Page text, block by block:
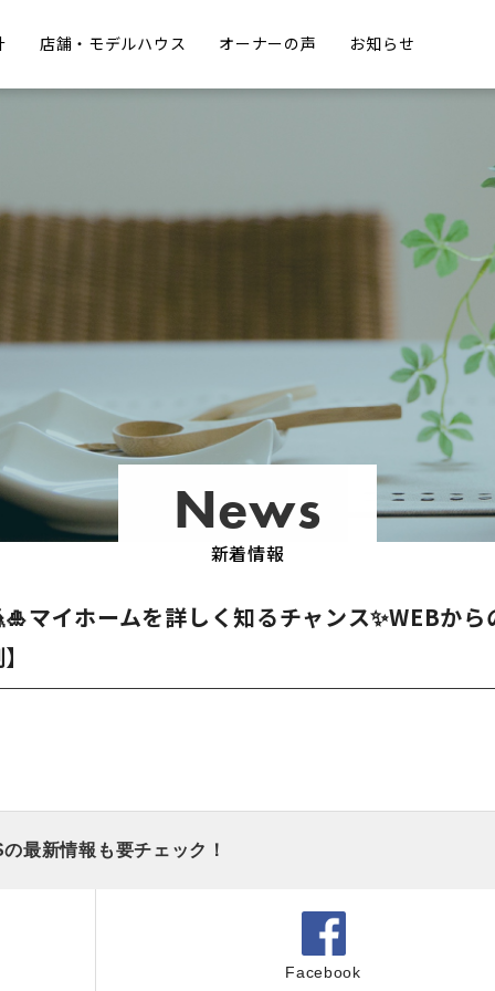
店舗・モデルハウス オーナーの声 お知らせ
News
新着情報
マイホームを詳しく知るチャンス✨WEBから
最新情報も要チェック！
Facebook